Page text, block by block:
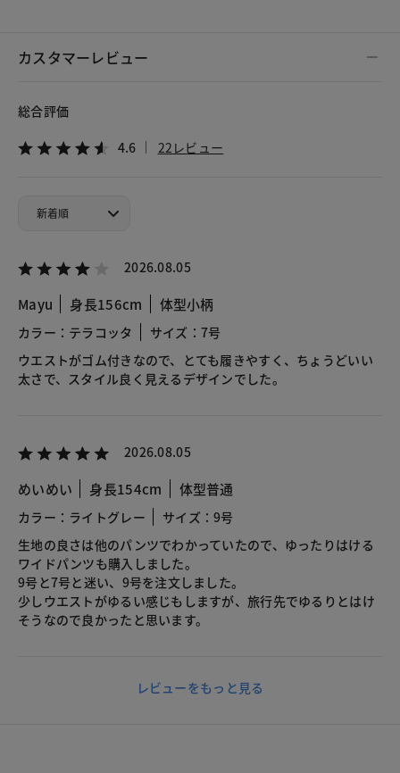
カスタマーレビュー
総合評価
4.6 22レビュー
2026.08.05
Mayu 身長156cm 体型小柄
カラー：テラコッタ
サイズ：7号
ウエストがゴム付きなので、とても履きやすく、ちょうどいい
太さで、スタイル良く見えるデザインでした。
2026.08.05
めいめい 身長154cm 体型普通
カラー：ライトグレー
サイズ：9号
生地の良さは他のパンツでわかっていたので、ゆったりはける
ワイドパンツも購入しました。
9号と7号と迷い、9号を注文しました。
少しウエストがゆるい感じもしますが、旅行先でゆるりとはけ
そうなので良かったと思います。
レビューをもっと見る